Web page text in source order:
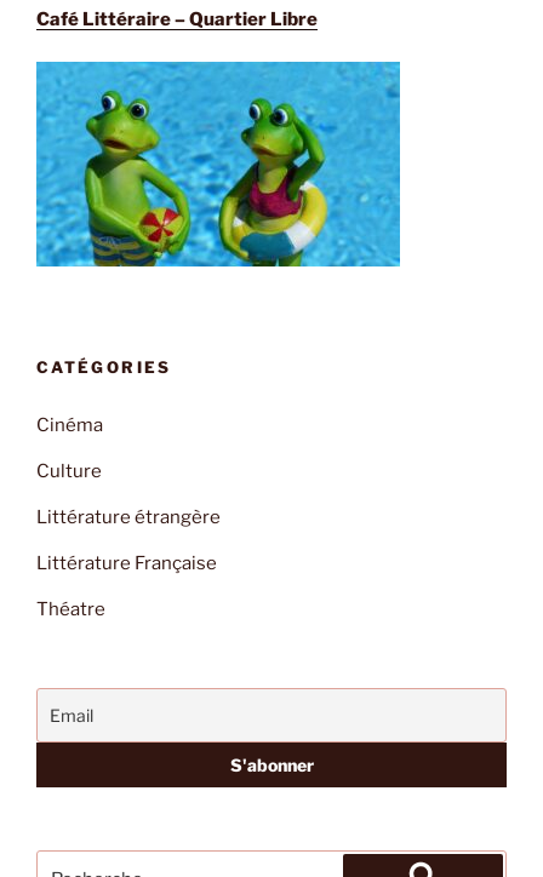
Café Littéraire – Quartier Libre
CATÉGORIES
Cinéma
Culture
Littérature étrangère
Littérature Française
Théatre